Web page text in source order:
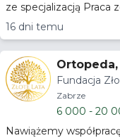
ze
16 dni temu
nej -
Fundacja
Zabrze
6 000 - 20
Nawiążemy